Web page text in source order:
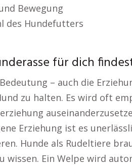
Bewegung
des Hundefutters
für dich
– auch die
zu halten. Es wird oft
Erziehung ist es
Hunde als Rudeltiere
wissen. Ein Welpe wird